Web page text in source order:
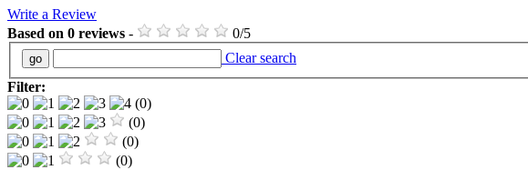
Write a Review
Based on 0 reviews - 0/5
Clear search
Filter:
(0)
(0)
(0)
(0)